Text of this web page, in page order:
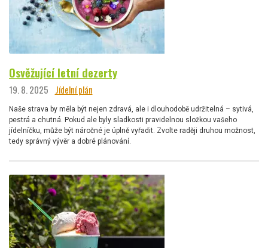
Osvěžující letní dezerty
19. 8. 2025 Jídelní plán
Naše strava by měla být nejen zdravá, ale i dlouhodobě udržitelná – sytivá,
pestrá a chutná. Pokud ale byly sladkosti pravidelnou složkou vašeho
jídelníčku, může být náročné je úplně vyřadit. Zvolte raději druhou možnost,
tedy správný vývěr a dobré plánování.